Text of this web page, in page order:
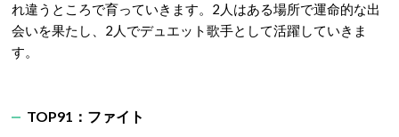
れ違うところで育っていきます。2人はある場所で運命的な出
会いを果たし、2人でデュエット歌手として活躍していきま
す。
TOP91：ファイト